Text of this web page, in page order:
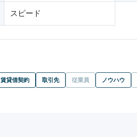
スピード
賃貸借契約 取引先 従業員 ノウハウ